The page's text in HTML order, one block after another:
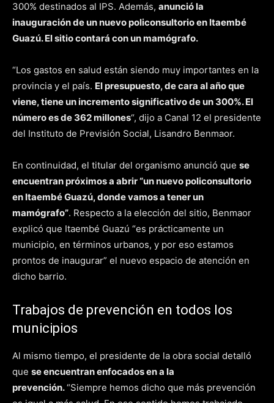
300% destinados al IPS. Además, anunció la
inauguración de un nuevo policonsultorio en Itaembé
Guazú. El sitio contará con un mamógrafo.
“Los gastos en salud están siendo muy importantes en la
provincia y el país. El presupuesto, de cara al año que
viene, tiene un incremento significativo de un 300%. El
número es de 362 millones“, dijo a Canal 12 el presidente
del Instituto de Previsión Social, Lisandro Benmaor.
En continuidad, el titular del organismo anunció que se
encuentran próximos a abrir “un nuevo policonsultorio
en Itaembé Guazú, donde vamos a tener un
mamógrafo”. Respecto a la elección del sitio, Benmaor
explicó que Itaembé Guazú “es prácticamente un
municipio, en términos urbanos, y por eso estamos
prontos de inaugurar” el nuevo espacio de atención en
dicho barrio.
Trabajos de prevención en todos los
municipios
Al mismo tiempo, el presidente de la obra social detalló
que se encuentran enfocados en a la
prevención.“Siempre hemos dicho que más prevención